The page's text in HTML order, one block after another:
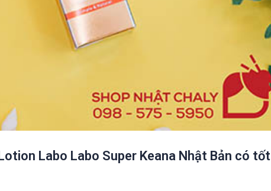
Labo Labo Super Keana Nhật Bản có tốt